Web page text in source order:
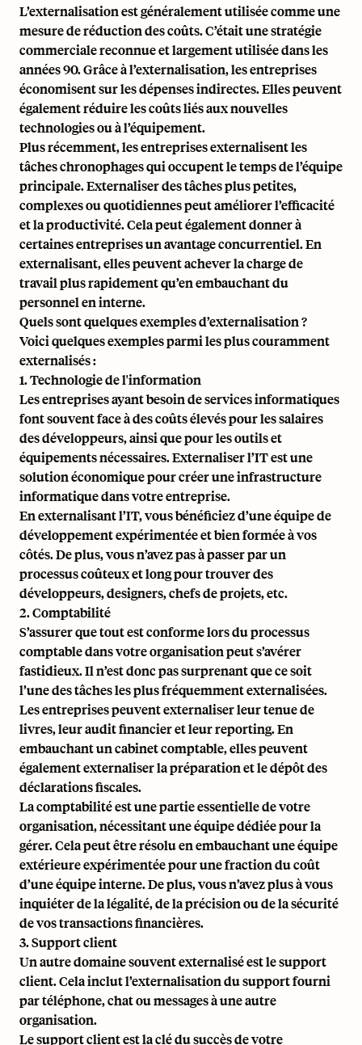
L’externalisation est généralement utilisée comme une
mesure de réduction des coûts. C’était une stratégie
commerciale reconnue et largement utilisée dans les
années 90. Grâce à l’externalisation, les entreprises
économisent sur les dépenses indirectes. Elles peuvent
également réduire les coûts liés aux nouvelles
technologies ou à l’équipement.
Plus récemment, les entreprises externalisent les
tâches chronophages qui occupent le temps de l’équipe
principale. Externaliser des tâches plus petites,
complexes ou quotidiennes peut améliorer l’efficacité
et la productivité. Cela peut également donner à
certaines entreprises un avantage concurrentiel. En
externalisant, elles peuvent achever la charge de
travail plus rapidement qu’en embauchant du
personnel en interne.
Quels sont quelques exemples d’externalisation ?
Voici quelques exemples parmi les plus couramment
externalisés :
1. Technologie de l'information
Les entreprises ayant besoin de services informatiques
font souvent face à des coûts élevés pour les salaires
des développeurs, ainsi que pour les outils et
équipements nécessaires. Externaliser l’IT est une
solution économique pour créer une infrastructure
informatique dans votre entreprise.
En externalisant l’IT, vous bénéficiez d’une équipe de
développement expérimentée et bien formée à vos
côtés. De plus, vous n’avez pas à passer par un
processus coûteux et long pour trouver des
développeurs, designers, chefs de projets, etc.
2. Comptabilité
S’assurer que tout est conforme lors du processus
comptable dans votre organisation peut s’avérer
fastidieux. Il n’est donc pas surprenant que ce soit
l’une des tâches les plus fréquemment externalisées.
Les entreprises peuvent externaliser leur tenue de
livres, leur audit financier et leur reporting. En
embauchant un cabinet comptable, elles peuvent
également externaliser la préparation et le dépôt des
déclarations fiscales.
La comptabilité est une partie essentielle de votre
organisation, nécessitant une équipe dédiée pour la
gérer. Cela peut être résolu en embauchant une équipe
extérieure expérimentée pour une fraction du coût
d’une équipe interne. De plus, vous n’avez plus à vous
inquiéter de la légalité, de la précision ou de la sécurité
de vos transactions financières.
3. Support client
Un autre domaine souvent externalisé est le support
client. Cela inclut l’externalisation du support fourni
par téléphone, chat ou messages à une autre
organisation.
Le support client est la clé du succès de votre